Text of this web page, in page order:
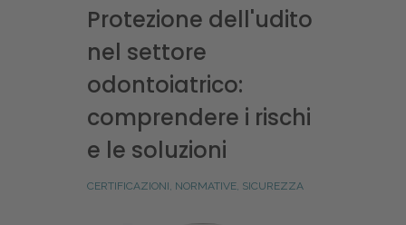
Protezione dell'udito
nel settore
odontoiatrico:
comprendere i rischi
e le soluzioni
CERTIFICAZIONI, NORMATIVE, SICUREZZA